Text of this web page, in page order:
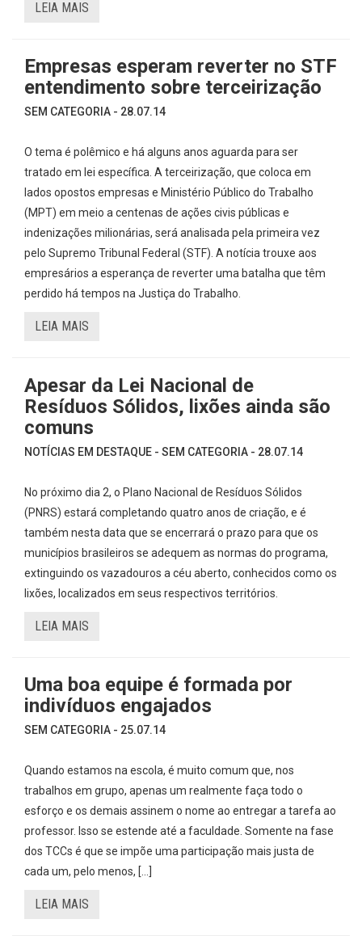
LEIA MAIS
Empresas esperam reverter no STF
entendimento sobre terceirização
SEM CATEGORIA - 28.07.14
O tema é polêmico e há alguns anos aguarda para ser
tratado em lei específica. A terceirização, que coloca em
lados opostos empresas e Ministério Público do Trabalho
(MPT) em meio a centenas de ações civis públicas e
indenizações milionárias, será analisada pela primeira vez
pelo Supremo Tribunal Federal (STF). A notícia trouxe aos
empresários a esperança de reverter uma batalha que têm
perdido há tempos na Justiça do Trabalho.
LEIA MAIS
Apesar da Lei Nacional de
Resíduos Sólidos, lixões ainda são
comuns
NOTÍCIAS EM DESTAQUE - SEM CATEGORIA - 28.07.14
No próximo dia 2, o Plano Nacional de Resíduos Sólidos
(PNRS) estará completando quatro anos de criação, e é
também nesta data que se encerrará o prazo para que os
municípios brasileiros se adequem as normas do programa,
extinguindo os vazadouros a céu aberto, conhecidos como os
lixões, localizados em seus respectivos territórios.
LEIA MAIS
Uma boa equipe é formada por
indivíduos engajados
SEM CATEGORIA - 25.07.14
Quando estamos na escola, é muito comum que, nos
trabalhos em grupo, apenas um realmente faça todo o
esforço e os demais assinem o nome ao entregar a tarefa ao
professor. Isso se estende até a faculdade. Somente na fase
dos TCCs é que se impõe uma participação mais justa de
cada um, pelo menos, […]
LEIA MAIS